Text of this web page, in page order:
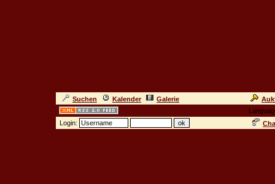
Suchen Kalender Galerie
Login: